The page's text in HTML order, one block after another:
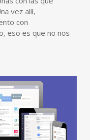
vez allí,
con
eso es que no nos